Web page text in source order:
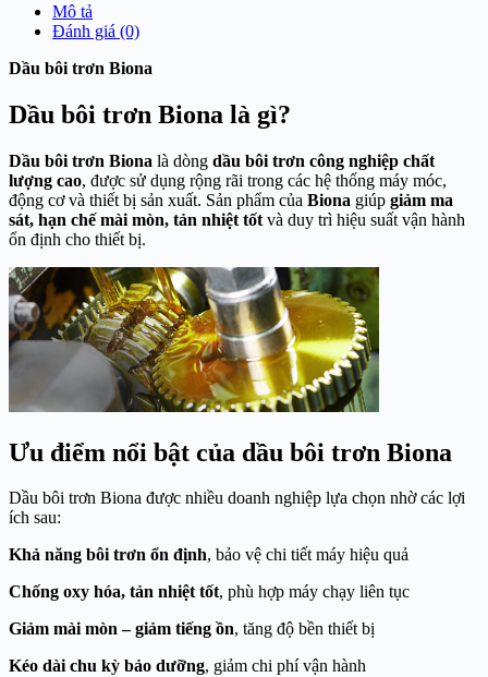
Mô tả
Đánh giá (0)
Dầu bôi trơn Biona
Dầu bôi trơn Biona là gì?
Dầu bôi trơn Biona là dòng dầu bôi trơn công nghiệp chất
lượng cao, được sử dụng rộng rãi trong các hệ thống máy móc,
động cơ và thiết bị sản xuất. Sản phẩm của Biona giúp giảm ma
sát, hạn chế mài mòn, tản nhiệt tốt và duy trì hiệu suất vận hành
ổn định cho thiết bị.
Ưu điểm nổi bật của dầu bôi trơn Biona
Dầu bôi trơn Biona được nhiều doanh nghiệp lựa chọn nhờ các lợi
ích sau:
Khả năng bôi trơn ổn định, bảo vệ chi tiết máy hiệu quả
Chống oxy hóa, tản nhiệt tốt, phù hợp máy chạy liên tục
Giảm mài mòn – giảm tiếng ồn, tăng độ bền thiết bị
Kéo dài chu kỳ bảo dưỡng, giảm chi phí vận hành